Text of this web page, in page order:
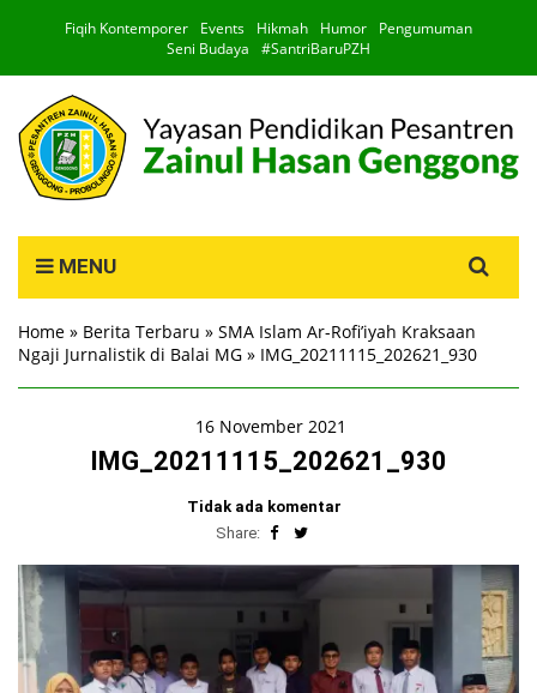
Fiqih Kontemporer Events Hikmah Humor
Pengumuman
Seni Budaya
#SantriBaruPZH
MENU
for:
Home » Berita Terbaru » SMA Islam Ar-Rofi’iyah Kraksaan
Ngaji Jurnalistik di Balai MG » IMG_20211115_202621_930
16 November 2021
IMG_20211115_202621_930
Tidak ada komentar
Share: